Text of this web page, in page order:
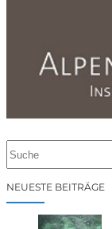
cNEUESTE BEITRÄGE